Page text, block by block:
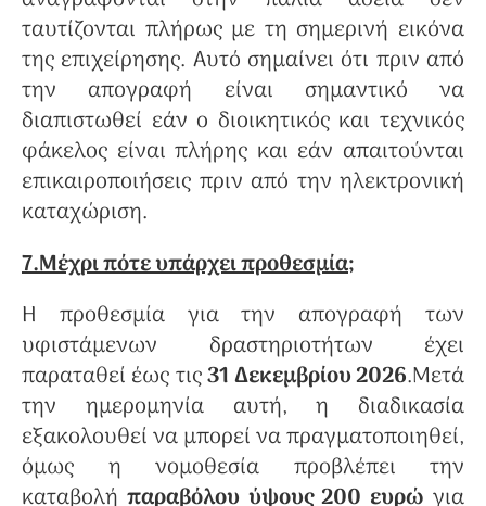
ταυτίζονται πλήρως με τη σημερινή εικόνα
της επιχείρησης. Αυτό σημαίνει ότι πριν από
την απογραφή είναι σημαντικό να
διαπιστωθεί εάν ο διοικητικός και τεχνικός
φάκελος είναι πλήρης και εάν απαιτούνται
επικαιροποιήσεις πριν από την ηλεκτρονική
καταχώριση.
7.Μέχρι πότε υπάρχει προθεσμία;
Η προθεσμία για την απογραφή των
υφιστάμενων δραστηριοτήτων έχει
παραταθεί έως τις31 Δεκεμβρίου 2026.Μετά
την ημερομηνία αυτή, η διαδικασία
εξακολουθεί να μπορεί να πραγματοποιηθεί,
όμως η νομοθεσία προβλέπει την
καταβολήπαραβόλου ύψους 200 ευρώ για